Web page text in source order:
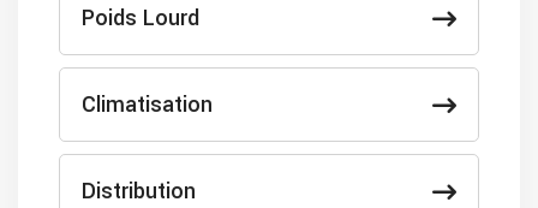
Poids Lourd
Climatisation
Distribution